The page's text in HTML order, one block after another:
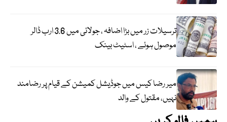
ترسیلات زر میں بڑا اضافہ ، جولائی میں 3.6 ارب ڈالر
موصول ہوئے ، اسٹیٹ بینک
میر رضا کیس میں جوڈیشل کمیشن کے قیام پر رضامند
نہیں، مقتول کے والد